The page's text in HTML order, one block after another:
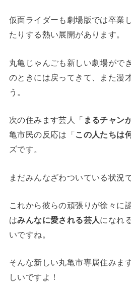
仮面ライダーも劇場版では卒業
たりする熱い展開があります。
丸亀じゃんごも新しい劇場がで
のときには戻ってきて、また漫
う。
次の住みます芸人「 まるチャン
亀市民の反応は「この人たちは
ズです。
まだみんなざわついている状況
これから彼らの頑張りが徐々に
はみんなに愛される芸人になれ
いですね。
そんな新しい丸亀市専属住みま
しいですよ！